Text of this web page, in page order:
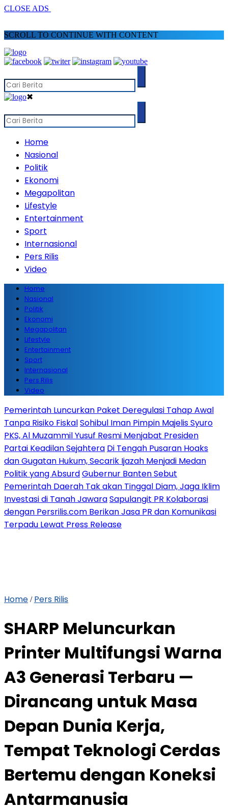
CLOSE ADS
SCROLL TO CONTINUE WITH CONTENT
✖
Home
Nasional
Politik
Ekonomi
Megapolitan
Lifestyle
Entertainment
Sport
Internasional
Pers Rilis
Video
Home
Nasional
Politik
Ekonomi
Megapolitan
Lifestyle
Entertainment
Sport
Internasional
Pers Rilis
Video
Pemerintah Luncurkan Paket Deregulasi Tahap Awal
Tanpa Risiko FiskalSohibul Iman Pimpin Majelis Syuro
PKS, Al Muzammil Yusuf Resmi Menjabat Presiden
Partai Keadilan Sejahtera Di Tengah Pusaran Hoaks
dan Gugatan Hukum, Secarik Ijazah Menjadi Medan
Politik yang AbsurdGubernur Banten Sebut
Pemerintah Daerah Tak akan Tinggal Diam, Jaga Iklim
Investasi di Tanah JawaraSapulangit PR Kolaborasi
dengan Persrilis.com Berikan Jasa PR dan Komunikasi
Terpadu Lewat Press Release
Home / Pers Rilis
SHARP Meluncurkan
Printer Multifungsi Warna
A3 Generasi Terbaru —
Dirancang untuk Masa
Depan Dunia Kerja,
Tempat Teknologi Cerdas
Bertemu dengan Koneksi
Antarmanusia